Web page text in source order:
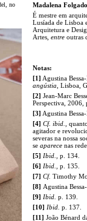
no
Madalena Folgado
É mestre em
Lusíada de Lisboa
Arquitetura e
Artes, entre outras
Notas:
[1] Agustina
angústia , Lisboa,
[2] Jean-Marc
Perspectiva, 2006,
[3] Agustina
[4] Cf. ibid
,
agitador e
severas na nossa
se aparece nas
[5] Ibid.,
p. 134.
[6] Ibid.,
p. 135.
[7] Cf. Timothy
[8] Agustina
[9] Ibid. p. 139.
[10] Ibid. p. 137.
[11] João Bénard